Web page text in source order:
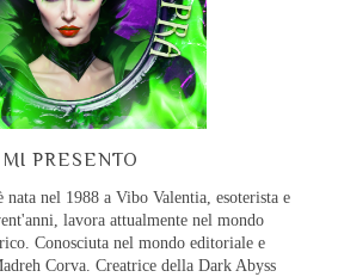
MI PRESENTO
nel 1988 a Vibo Valentia, esoterista e
lavora attualmente nel mondo
Conosciuta nel mondo editoriale e
Corva. Creatrice della Dark Abyss